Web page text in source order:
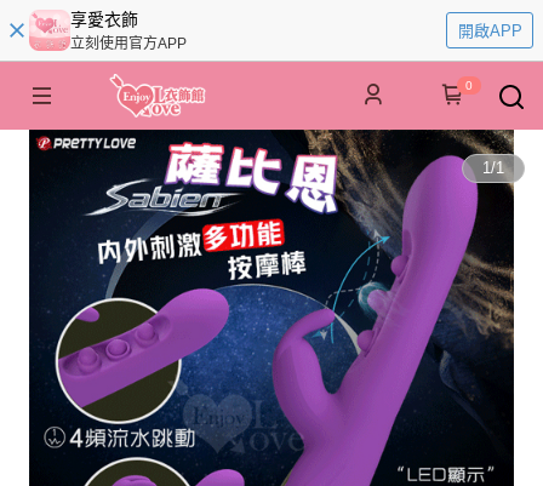
享愛衣飾
立刻使用官方APP
開啟APP
0
1/1